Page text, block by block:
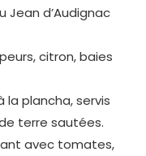
Jean d’Audignac
citron, baies
la plancha, servis
terre sautées.
avec tomates,